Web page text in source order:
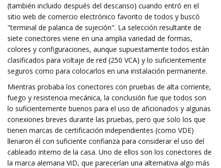
(también incluido después del descanso) cuando entró en el
sitio web de comercio electrónico favorito de todos y buscó
"terminal de palanca de sujeción". La selección resultante de
siete conectores viene en una amplia variedad de formas,
colores y configuraciones, aunque supuestamente todos están
clasificados para voltaje de red (250 VCA) y lo suficientemente
seguros como para colocarlos en una instalación permanente.
Mientras probaba los conectores con pruebas de alta corriente,
fuego y resistencia mecánica, la conclusión fue que todos son
lo suficientemente buenos para el uso de aficionados y algunas
conexiones breves durante las pruebas, pero que solo los que
tienen marcas de certificación independientes (como VDE)
llenaron él con suficiente confianza para considerar el uso del
cableado interno de la casa. Uno de ellos son los conectores de
la marca alemana ViD, que parecerían una alternativa algo más